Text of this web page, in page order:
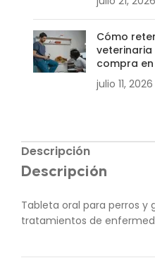
Cómo
compra
julio 11, 2026
Descripción
Descripción
Tableta oral para perros y
tratamientos de